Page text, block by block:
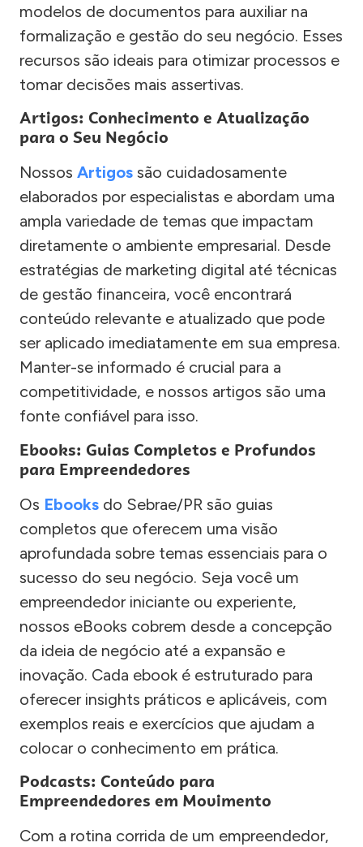
modelos de documentos para auxiliar na
formalização e gestão do seu negócio. Esses
recursos são ideais para otimizar processos e
tomar decisões mais assertivas.
Artigos: Conhecimento e Atualização
para o Seu Negócio
Nossos Artigos são cuidadosamente
elaborados por especialistas e abordam uma
ampla variedade de temas que impactam
diretamente o ambiente empresarial. Desde
estratégias de marketing digital até técnicas
de gestão financeira, você encontrará
conteúdo relevante e atualizado que pode
ser aplicado imediatamente em sua empresa.
Manter-se informado é crucial para a
competitividade, e nossos artigos são uma
fonte confiável para isso.
Ebooks: Guias Completos e Profundos
para Empreendedores
Os Ebooks do Sebrae/PR são guias
completos que oferecem uma visão
aprofundada sobre temas essenciais para o
sucesso do seu negócio. Seja você um
empreendedor iniciante ou experiente,
nossos eBooks cobrem desde a concepção
da ideia de negócio até a expansão e
inovação. Cada ebook é estruturado para
oferecer insights práticos e aplicáveis, com
exemplos reais e exercícios que ajudam a
colocar o conhecimento em prática.
Podcasts: Conteúdo para
Empreendedores em Movimento
Com a rotina corrida de um empreendedor,